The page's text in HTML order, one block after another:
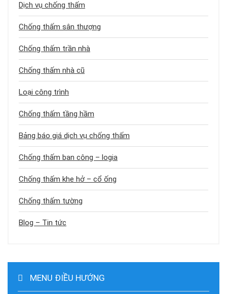
Dịch vụ chống thấm
Chống thấm sân thượng
Chống thấm trần nhà
Chống thấm nhà cũ
Loại công trình
Chống thấm tầng hầm
Bảng báo giá dịch vụ chống thấm
Chống thấm ban công – logia
Chống thấm khe hở – cổ ống
Chống thấm tường
Blog – Tin tức
MENU ĐIỀU HƯỚNG